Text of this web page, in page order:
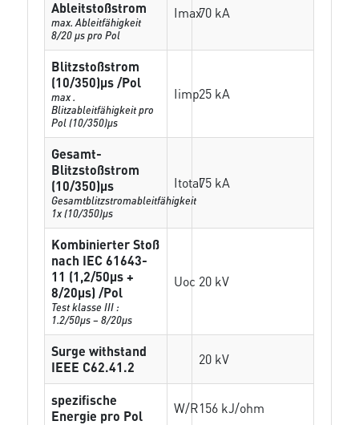
Ableitstoßstrom
max. Ableitfähigkeit
8/20 µs pro Pol
Imax70 kA
Blitzstoßstrom
(10/350)µs /Pol
max .
Blitzableitfähigkeit pro
Pol (10/350)µs
Iimp25 kA
Gesamt-
Blitzstoßstrom
(10/350)µs
Gesamtblitzstromableitfähigkeit
1x (10/350)µs
Itotal75 kA
Kombinierter Stoß
nach IEC 61643-
11 (1,2/50µs +
8/20µs) /Pol
Test klasse III :
1.2/50µs – 8/20µs
Uoc 20 kV
Surge withstand
IEEE C62.41.2
20 kV
spezifische
Energie pro Pol
W/R156 kJ/ohm